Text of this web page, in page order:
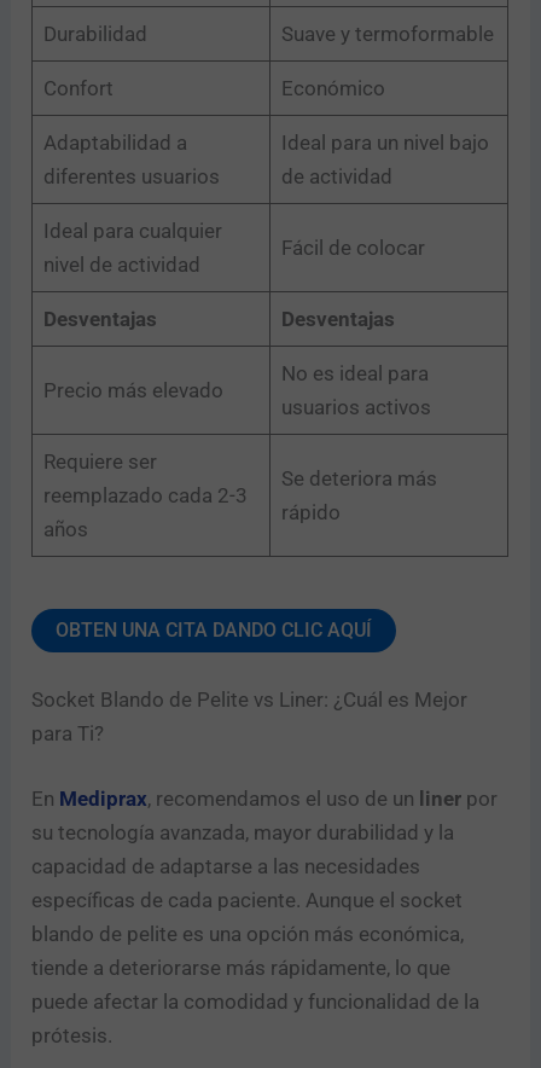
Durabilidad Suave y termoformable
Confort Económico
Adaptabilidad a
diferentes usuarios
Ideal para un nivel bajo
de actividad
Ideal para cualquier
nivel de actividad
Fácil de colocar
Desventajas Desventajas
Precio más elevado
No es ideal para
usuarios activos
Requiere ser
reemplazado cada 2-3
años
Se deteriora más
rápido
OBTEN UNA CITA DANDO CLIC AQUÍ
Socket Blando de Pelite vs Liner: ¿Cuál es Mejor
para Ti?
En Mediprax, recomendamos el uso de un liner por
su tecnología avanzada, mayor durabilidad y la
capacidad de adaptarse a las necesidades
específicas de cada paciente. Aunque el socket
blando de pelite es una opción más económica,
tiende a deteriorarse más rápidamente, lo que
puede afectar la comodidad y funcionalidad de la
prótesis.